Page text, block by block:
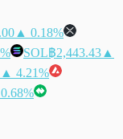
▲ 0.18%
SOL฿2,443.43 ▲
▲ 4.21%